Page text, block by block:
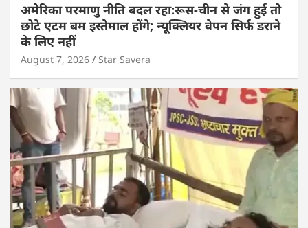
अमेरिका परमाणु नीति बदल रहा:रूस-चीन से जंग हुई तो
छोटे एटम बम इस्तेमाल होंगे; न्यूक्लियर वेपन सिर्फ डराने
के लिए नहीं
August 7, 2026 Star Savera